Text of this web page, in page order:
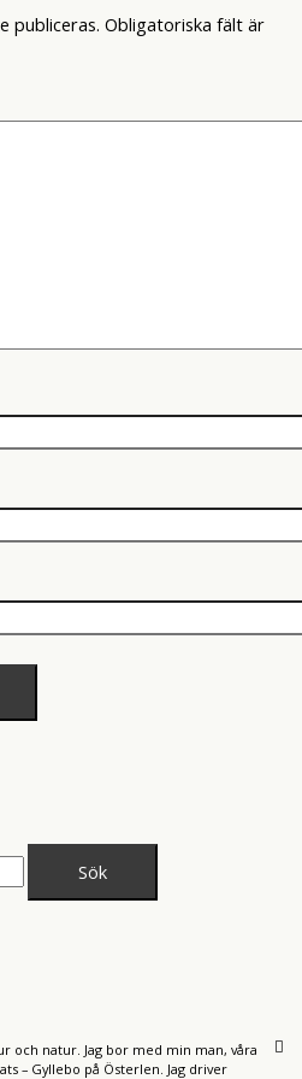
publiceras. Obligatoriska fält är
och natur. Jag bor med min man, våra
– Gyllebo på Österlen. Jag driver